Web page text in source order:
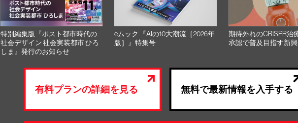
特別編集版『ポスト都市時代の
社会デザイン 社会実装都市 ひろ
しま』発行のお知らせ
eムック 『AIの10大潮流［2026年
版］』特集号
期待外れのCRISPR治
承認で普及目指す新
有料プランの詳細を見る 無料で最新情報を入手する